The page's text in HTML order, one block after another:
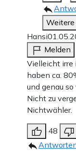
Hansi
Melden
Vielleicht irre
haben ca.
und genau
Nicht zu
Nichtwähler.
48